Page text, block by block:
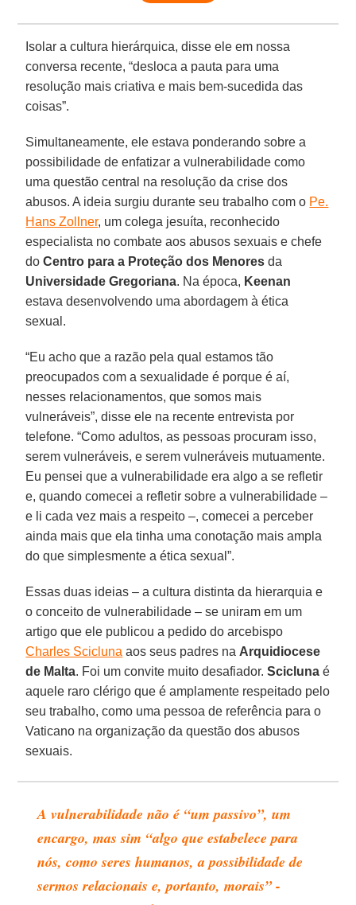
Isolar a cultura hierárquica, disse ele em nossa
conversa recente, “desloca a pauta para uma
resolução mais criativa e mais bem-sucedida das
coisas”.
Simultaneamente, ele estava ponderando sobre a
possibilidade de enfatizar a vulnerabilidade como
uma questão central na resolução da crise dos
abusos. A ideia surgiu durante seu trabalho com o Pe.
Hans Zollner, um colega jesuíta, reconhecido
especialista no combate aos abusos sexuais e chefe
doCentro para a Proteção dos Menores da
Universidade Gregoriana. Na época, Keenan
estava desenvolvendo uma abordagem à ética
sexual.
“Eu acho que a razão pela qual estamos tão
preocupados com a sexualidade é porque é aí,
nesses relacionamentos, que somos mais
vulneráveis”, disse ele na recente entrevista por
telefone. “Como adultos, as pessoas procuram isso,
serem vulneráveis, e serem vulneráveis mutuamente.
Eu pensei que a vulnerabilidade era algo a se refletir
e, quando comecei a refletir sobre a vulnerabilidade –
e li cada vez mais a respeito –, comecei a perceber
ainda mais que ela tinha uma conotação mais ampla
do que simplesmente a ética sexual”.
Essas duas ideias – a cultura distinta da hierarquia e
o conceito de vulnerabilidade – se uniram em um
artigo que ele publicou a pedido do arcebispo
Charles Scicluna aos seus padres na Arquidiocese
de Malta. Foi um convite muito desafiador.Scicluna é
aquele raro clérigo que é amplamente respeitado pelo
seu trabalho, como uma pessoa de referência para o
Vaticano na organização da questão dos abusos
sexuais.
A vulnerabilidade não é “um passivo”, um
encargo, mas sim “algo que estabelece para
nós, como seres humanos, a possibilidade de
sermos relacionais e, portanto, morais” -